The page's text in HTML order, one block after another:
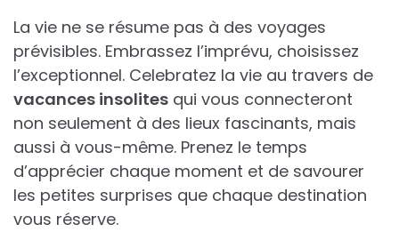
La vie ne se résume pas à des voyages
prévisibles. Embrassez l’imprévu, choisissez
l’exceptionnel. Celebratez la vie au travers de
vacances insolites qui vous connecteront
non seulement à des lieux fascinants, mais
aussi à vous-même. Prenez le temps
d’apprécier chaque moment et de savourer
les petites surprises que chaque destination
vous réserve.